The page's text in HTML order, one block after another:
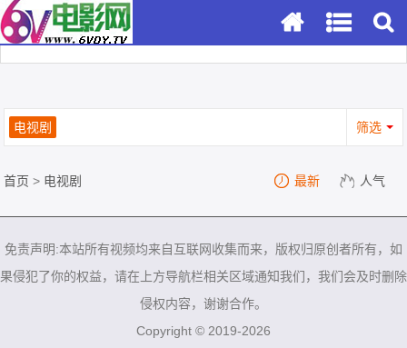
电视剧 筛选
首页 > 电视剧 最新 人气
免责声明:本站所有视频均来自互联网收集而来，版权归原创者所有，如
果侵犯了你的权益，请在上方导航栏相关区域通知我们，我们会及时删除
侵权内容，谢谢合作。
Copyright © 2019-2026